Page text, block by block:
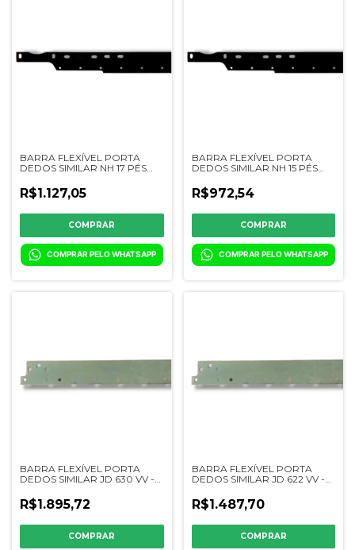
BARRA FLEXÍVEL PORTA
DEDOS SIMILAR NH 17 PÉS
84992436/0344-01
R$1.127,05
COMPRAR PELO WHATSAPP
BARRA FLEXÍVEL PORTA
DEDOS SIMILAR NH 15 PÉS
466865/0343-01
R$972,54
COMPRAR PELO WHATSAPP
BARRA FLEXÍVEL PORTA
DEDOS SIMILAR JD 630 VV -
R$1.895,72
BARRA FLEXÍVEL PORTA
DEDOS SIMILAR JD 622 VV -
R$1.487,70